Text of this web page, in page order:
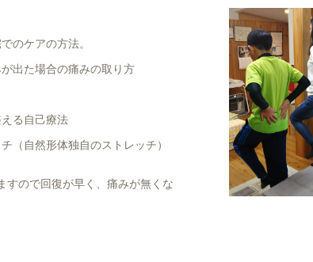
のケアの方法。
出た場合の痛みの取り方
る自己療法
（自然形体独自のストレッチ）
すので回復が早く、痛みが無くな